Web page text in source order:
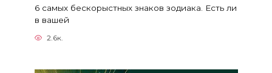
6 самых бескорыстных знаков зодиака. Есть ли
в вашей
2.6к.